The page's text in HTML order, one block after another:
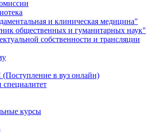
и клиническая медицина"
общественных и гуманитарных наук"
собственности и трансляции
в вуз онлайн)
специалитет
курсы